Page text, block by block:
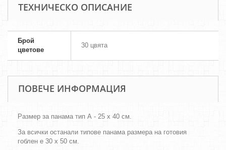
ТЕХНИЧЕСКО ОПИСАНИЕ
Брой
цветове
30 цвята
ПОВЕЧЕ ИНФОРМАЦИЯ
Размер за панама тип А - 25 х 40 см.
За всички останали типове панама размера на готовия
гоблен е 30 х 50 см.